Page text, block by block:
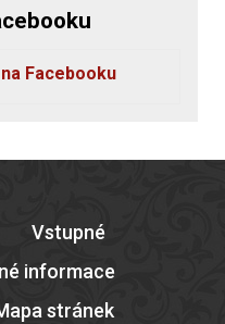
Facebooku
Vstupné
informace
stránek